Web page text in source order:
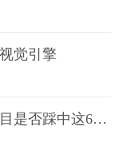
觉引擎
三维动画制作常见问题清单：你的项目是否踩中这6大技术雷区？